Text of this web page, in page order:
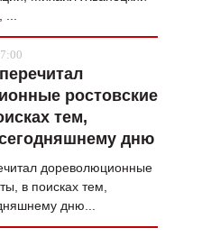
ростовские
тем,
дню
дореволюционные
в поисках тем,
дню...